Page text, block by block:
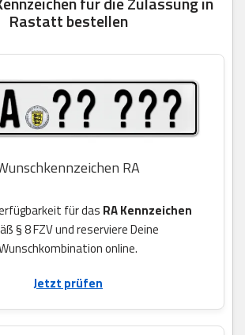
Rastatt bestellen
RA
für das RA Kennzeichen
§ 8 FZV und reserviere Deine
online.
Jetzt prüfen